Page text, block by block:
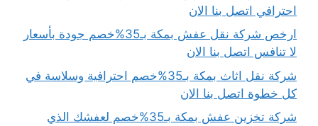
احترافي اتصل بنا الان
ارخص شركة نقل عفش بمكة بـ35%خصم جودة بأسعار
لا تنافس اتصل بنا الان
شركة نقل اثاث بمكة بـ35%خصم احترافية وسلاسة في
كل خطوة اتصل بنا الان
شركة تخزين عفش بمكة بـ35%خصم لعفشك الذي